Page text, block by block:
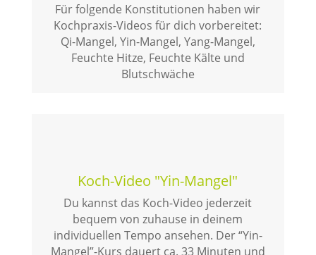
Für folgende Konstitutionen haben wir
Kochpraxis-Videos für dich vorbereitet:
Qi-Mangel, Yin-Mangel, Yang-Mangel,
Feuchte Hitze, Feuchte Kälte und
Blutschwäche
Koch-Video "Yin-Mangel"
Du kannst das Koch-Video jederzeit
bequem von zuhause in deinem
individuellen Tempo ansehen. Der “Yin-
Mangel”-Kurs dauert ca. 33 Minuten und